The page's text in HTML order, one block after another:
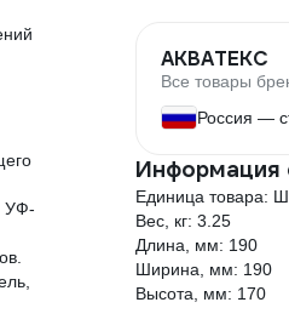
УФ-
АКВАТЕКС
Все товары
Россия —
Информация
Единица товара:
Вес, кг: 3.25
Длина, мм: 190
Ширина, мм: 190
Высота, мм: 170